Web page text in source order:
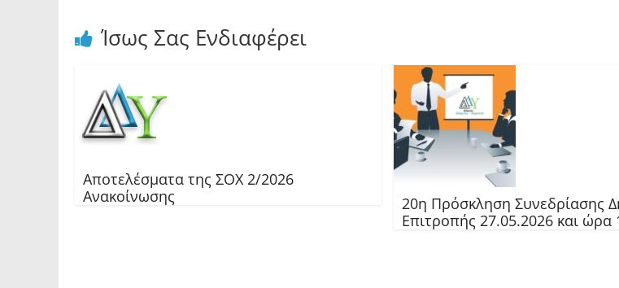
Ίσως Σας Ενδιαφέρει
Αποτελέσματα της ΣΟΧ 2/2026
Ανακοίνωσης
20η Πρόσκληση Συνεδρίασης
Επιτροπής 27.05.2026 και ώρα